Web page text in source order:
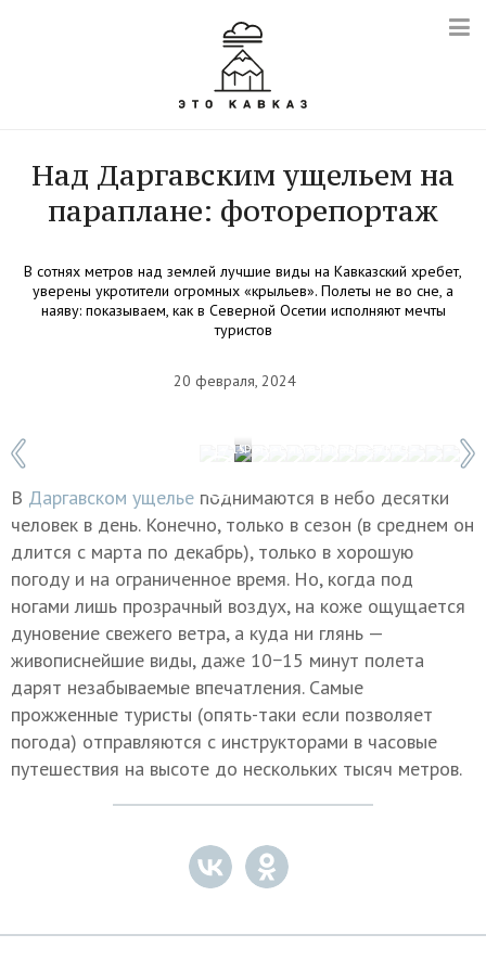
Над Даргавским ущельем на
параплане: фоторепортаж
В сотнях метров над землей лучшие виды на Кавказский хребет,
уверены укротители огромных «крыльев». Полеты не во сне, а
наяву: показываем, как в Северной Осетии исполняют мечты
туристов
20 февраля, 2024
Фото: Ольга Юнашева/ТАСС
1 / 15
В Даргавском ущелье поднимаются в небо десятки
человек в день. Конечно, только в сезон (в среднем он
длится с марта по декабрь), только в хорошую
погоду и на ограниченное время. Но, когда под
ногами лишь прозрачный воздух, на коже ощущается
дуновение свежего ветра, а куда ни глянь —
живописнейшие виды, даже 10−15 минут полета
дарят незабываемые впечатления. Самые
прожженные туристы (опять-таки если позволяет
погода) отправляются с инструкторами в часовые
путешествия на высоте до нескольких тысяч метров.